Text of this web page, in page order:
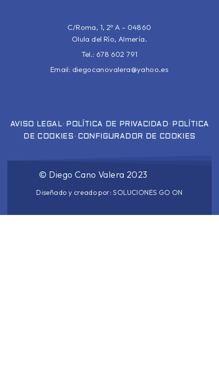
C/Roma, 1, 2º A – 04860
Olula del Río, Almería.
Tel.: 678 602 791
Email: diegocanovalera@yahoo.es
AVISO LEGAL· POLÍTICA DE PRIVACIDAD · POLÍTICA
DE COOKIES · CONFIGURADOR DE COOKIES
© Diego Cano Valera 2023
Diseñado y creado por:SOLUCIONES GO ON